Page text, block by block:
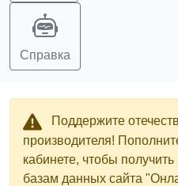
Справка
Поддержите
производителя!
кабинете, чтобы
базам данных сайта